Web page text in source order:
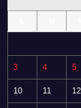
3 4 5
10 11 12